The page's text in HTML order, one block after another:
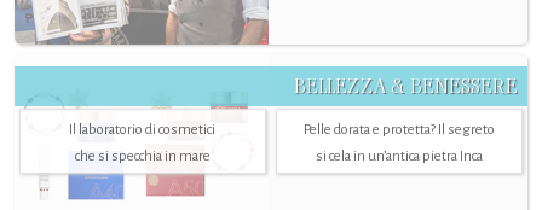
BELLEZZA & BENESSERE
Il laboratorio di cosmetici
che si specchia in mare
Pelle dorata e protetta? Il segreto
si cela in un’antica pietra Inca